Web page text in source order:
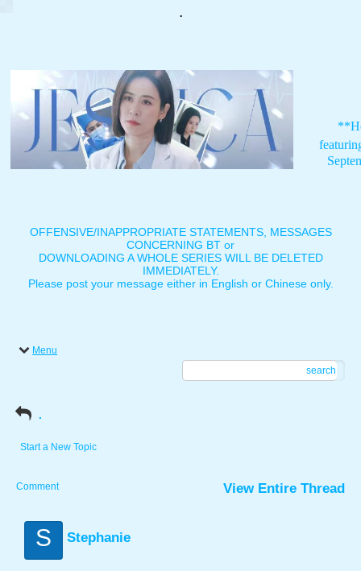
.
OFFENSIVE/INAPPROPRIATE STATEMENTS, MESSAGES
CONCERNING BT or
DOWNLOADING A WHOLE SERIES WILL BE DELETED
IMMEDIATELY.
Please post your message either in English or Chinese only.
Menu
search
.
Start a New Topic
Comment View Entire Thread
S Stephanie